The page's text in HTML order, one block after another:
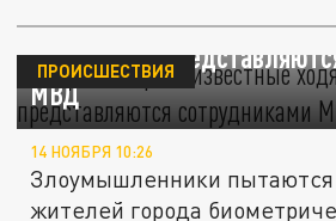
В Краснодаре неизвестные
квартирам и
МВД
ПРОИСШЕСТВИЯ
14 НОЯБРЯ 10:26
Злоумышленники пытаются
жителей города